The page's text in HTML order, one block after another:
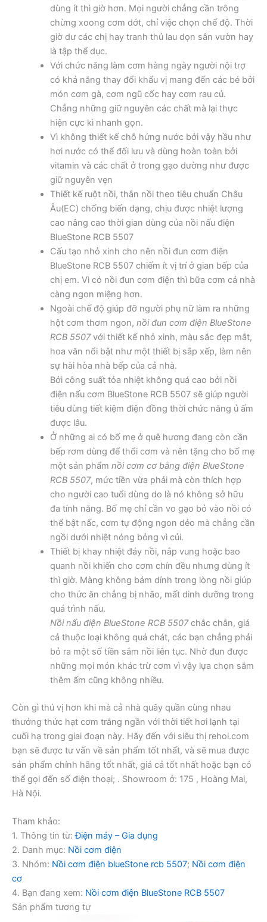
dùng ít thì giờ hơn. Mọi người chẳng cần trông
chừng xoong cơm dớt, chỉ việc chọn chế độ. Thời
giờ dư các chị hay tranh thủ lau dọn sân vườn hay
là tập thể dục.
Với chức năng làm cơm hàng ngày người nội trợ
có khả năng thay đổi khẩu vị mang đến các bé bởi
món cơm gà, cơm ngũ cốc hay cơm rau củ.
Chẳng những giữ nguyên các chất mà lại thực
hiện cực kì nhanh gọn.
Vì không thiết kế chỗ hứng nước bởi vậy hầu như
hơi nước có thể đối lưu và dùng hoàn toàn bởi
vitamin và các chất ở trong gạo dường như được
giữ nguyên vẹn
Thiết kế ruột nồi, thân nồi theo tiêu chuẩn Châu
Âu(EC) chống biến dạng, chịu được nhiệt lượng
cao nâng cao thời gian dùng của nồi nấu điện
BlueStone RCB 5507
Cấu tạo nhỏ xinh cho nên nồi đun cơm điện
BlueStone RCB 5507 chiếm ít vị trí ở gian bếp của
chị em. Vì có nồi đun cơm điện thì bữa cơm cả nhà
càng ngon miệng hơn.
Ngoài chế độ giúp đỡ người phụ nữ làm ra những
hột cơm thơm ngon, nồi đun cơm điện BlueStone
RCB 5507với thiết kế nhỏ xinh, màu sắc đẹp mắt,
hoa văn nổi bật như một thiết bị sắp xếp, làm nên
sự hài hòa nhà bếp của cả nhà.
Bởi công suất tỏa nhiệt không quá cao bởi nồi
điện nấu cơm BlueStone RCB 5507 sẽ giúp người
tiêu dùng tiết kiệm điện đồng thời chức năng ủ ấm
được lâu.
Ở những ai có bố mẹ ở quê hương đang còn cần
bếp rơm dùng để thổi cơm và nên tặng cho bố mẹ
một sản phẩm nồi cơm cơ bằng điện BlueStone
RCB 5507, mức tiền vừa phải mà còn thích hợp
cho người cao tuổi dùng do là nó không sở hữu
đa tính năng. Bố mẹ chỉ cần vo gạo bỏ vào nồi có
thể bật nấc, cơm tự động ngon dẻo mà chẳng cần
ngồi dưới nhiệt nóng bỏng vì củi.
Thiết bị khay nhiệt đáy nồi, nắp vung hoặc bao
quanh nồi khiến cho cơm chín đều nhưng dùng ít
thì giờ. Màng không bám dính trong lòng nồi giúp
cho thức ăn chẳng bị nhão, mất dinh dưỡng trong
quá trình nấu.
Nồi nấu điện BlueStone RCB 5507chắc chắn, giá
cả thuộc loại không quá chát, các bạn chẳng phải
bỏ ra một số tiền sắm nồi liên tục. Nhờ đun được
những mọi món khác trừ cơm vì vậy lựa chọn sắm
thêm ấm cũng không nhiều.
Còn gì thú vị hơn khi mà cả nhà quây quần cùng nhau
thưởng thức hạt cơm trắng ngần với thời tiết hơi lạnh tại
cuối hạ trong giai đoạn này. Hãy đến với siêu thị rehoi.com
bạn sẽ được tư vấn về sản phẩm tốt nhất, và sẽ mua được
sản phẩm chính hãng tốt nhất, giá cả tốt nhất hoặc bạn có
thể gọi đến số điện thoại; . Showroom ở: 175 , Hoàng Mai,
Hà Nội.
Tham khảo:
1. Thông tin từ:Điện máy – Gia dụng
2. Danh mục: Nồi cơm điện
3. Nhóm: Nồi cơm điện blueStone rcb 5507; Nồi cơm điện
cơ
4. Bạn đang xem: Nồi cơm điện BlueStone RCB 5507
Sản phẩm tương tự